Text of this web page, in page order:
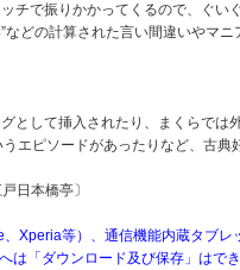
チで振りかかってくるので、ぐい
”などの計算された言い間違いやマ
として挿入されたり、まくらで
エピソードがあったりなど、古典
日本橋亭〕
Xperia等）、通信機能内蔵タブレ
は「ダウンロード及び保存」はで